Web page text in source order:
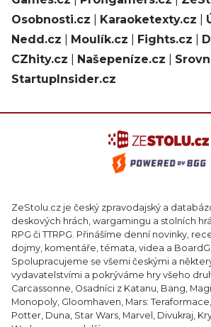
Osobnosti.cz
Karaoketexty.cz
Nedd.cz
Moulík.cz Fights.cz
CZhity.cz
Našepeníze.cz
StartupInsider.cz
ZeStolu.cz je český zpravodajský a
deskových hrách, wargamingu a stolních
RPG či TTRPG. Přinášíme denní novinky,
dojmy, komentáře, témata, videa a
Spolupracujeme se všemi českými a
vydavatelstvími a pokrýváme hry všeho
Carcassonne, Osadníci z Katanu, Bang,
Monopoly, Gloomhaven, Mars:
Potter, Duna, Star Wars, Marvel, Divukraj,